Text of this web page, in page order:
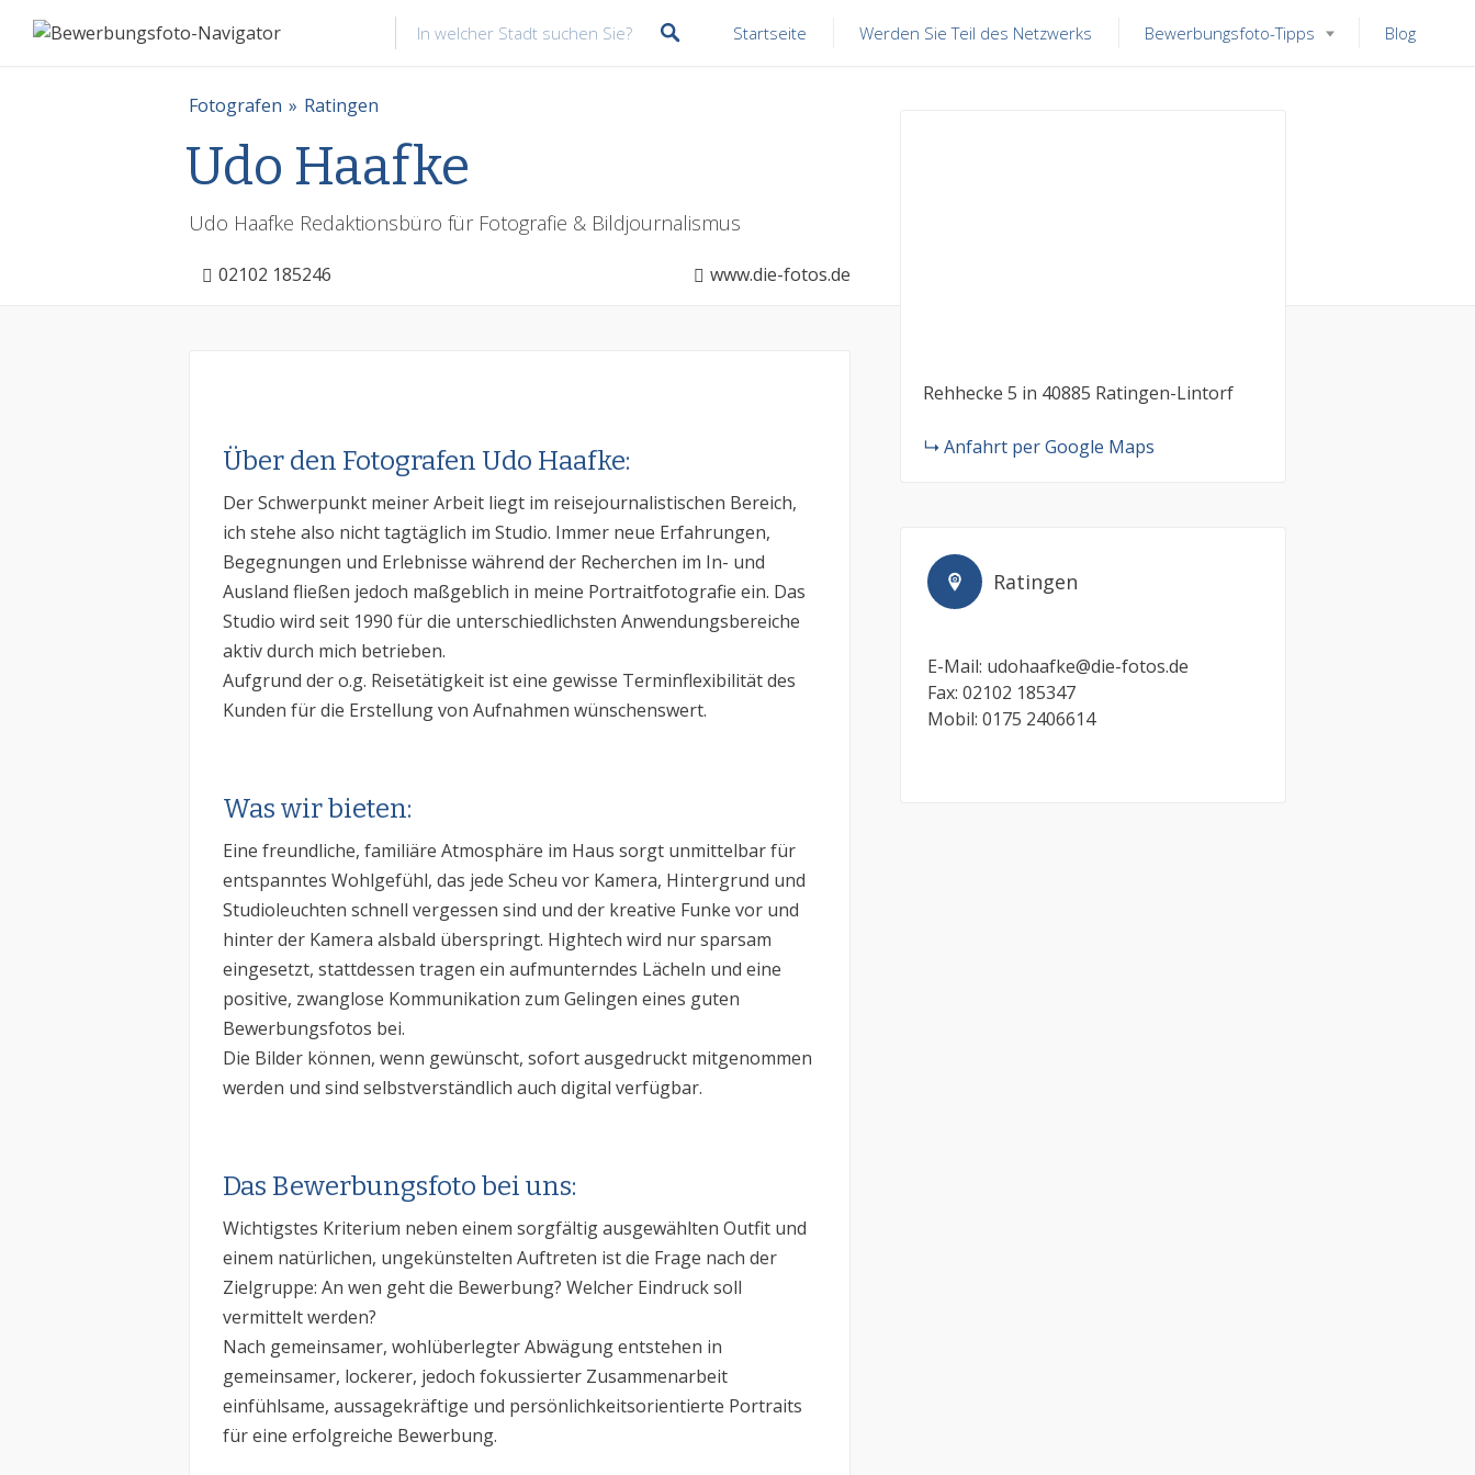
Startseite Werden Sie Teil des Netzwerks Bewerbungsfoto-Tipps Blog
Fotografen Ratingen
Udo Haafke
Udo Haafke Redaktionsbüro für Fotografie & Bildjournalismus
02102 185246 www.die-fotos.de
Über den Fotografen Udo Haafke:
Der Schwerpunkt meiner Arbeit liegt im reisejournalistischen Bereich,
ich stehe also nicht tagtäglich im Studio. Immer neue Erfahrungen,
Begegnungen und Erlebnisse während der Recherchen im In- und
Ausland fließen jedoch maßgeblich in meine Portraitfotografie ein. Das
Studio wird seit 1990 für die unterschiedlichsten Anwendungsbereiche
aktiv durch mich betrieben.
Aufgrund der o.g. Reisetätigkeit ist eine gewisse Terminflexibilität des
Kunden für die Erstellung von Aufnahmen wünschenswert.
Was wir bieten:
Eine freundliche, familiäre Atmosphäre im Haus sorgt unmittelbar für
entspanntes Wohlgefühl, das jede Scheu vor Kamera, Hintergrund und
Studioleuchten schnell vergessen sind und der kreative Funke vor und
hinter der Kamera alsbald überspringt. Hightech wird nur sparsam
eingesetzt, stattdessen tragen ein aufmunterndes Lächeln und eine
positive, zwanglose Kommunikation zum Gelingen eines guten
Bewerbungsfotos bei.
Die Bilder können, wenn gewünscht, sofort ausgedruckt mitgenommen
werden und sind selbstverständlich auch digital verfügbar.
Das Bewerbungsfoto bei uns:
Wichtigstes Kriterium neben einem sorgfältig ausgewählten Outfit und
einem natürlichen, ungekünstelten Auftreten ist die Frage nach der
Zielgruppe: An wen geht die Bewerbung? Welcher Eindruck soll
vermittelt werden?
Nach gemeinsamer, wohlüberlegter Abwägung entstehen in
gemeinsamer, lockerer, jedoch fokussierter Zusammenarbeit
einfühlsame, aussagekräftige und persönlichkeitsorientierte Portraits
für eine erfolgreiche Bewerbung.
Rehhecke 5 in 40885 Ratingen-Lintorf
Anfahrt per Google Maps
Ratingen
E-Mail: udohaafke@die-fotos.de
Fax: 02102 185347
Mobil: 0175 2406614